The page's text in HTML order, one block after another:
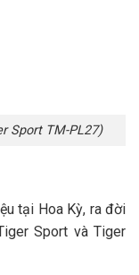
Sport TM-PL27)
tại Hoa Kỳ, ra đời
Sport và Tiger